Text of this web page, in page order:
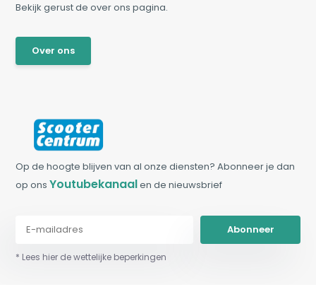
Bekijk gerust de over ons pagina.
Over ons
Op de hoogte blijven van al onze diensten? Abonneer je dan
op onsYoutubekanaalen de nieuwsbrief
Abonneer
* Lees hier de wettelijke beperkingen